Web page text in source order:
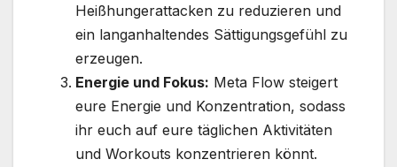
Heißhungerattacken zu reduzieren und
ein langanhaltendes Sättigungsgefühl zu
erzeugen.
Energie und Fokus: Meta Flow steigert
eure Energie und Konzentration, sodass
ihr euch auf eure täglichen Aktivitäten
und Workouts konzentrieren könnt.